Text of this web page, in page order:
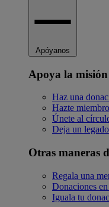
Apóyanos
Apoya la misión
Haz una
Hazte miembro
Únete al
Deja un
Otras maneras
Regala una
Donaciones
Iguala tu